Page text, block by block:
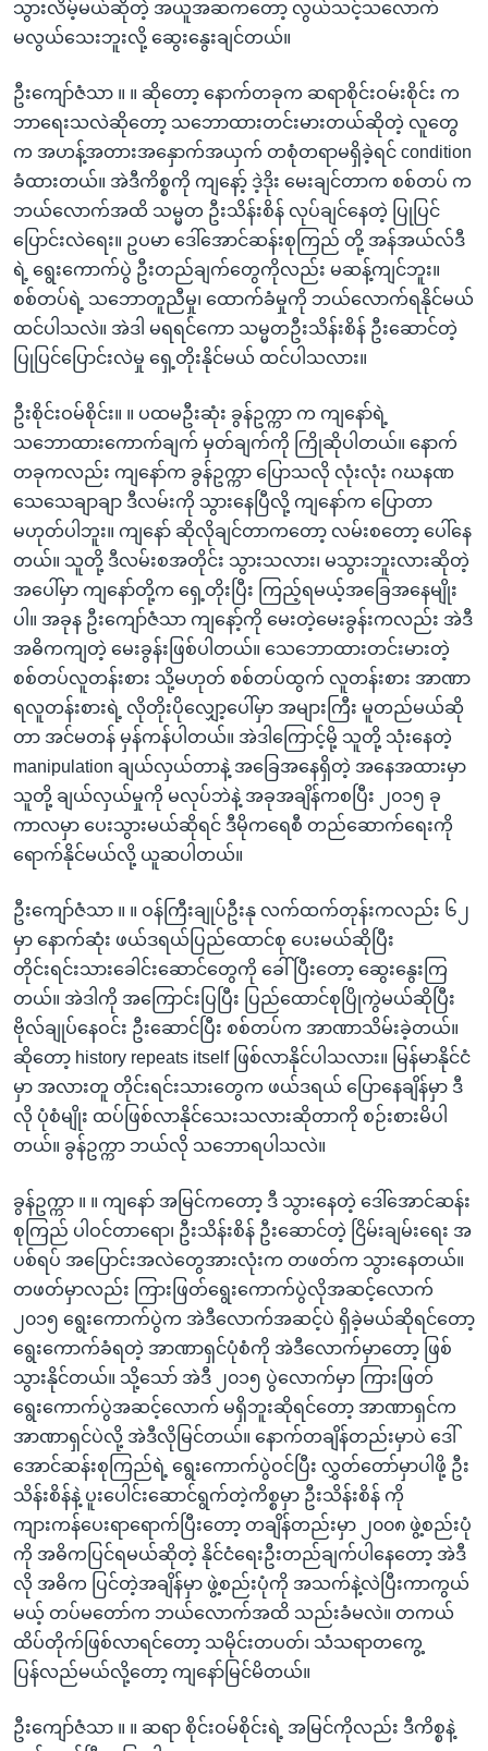
သွားလိမ့်မယ်ဆိုတဲ့ အယူအဆကတော့ လွယ်သင့်သလောက်
မလွယ်သေးဘူးလို့ ဆွေးနွေးချင်တယ်။
ဦးကျော်ဇံသာ ။ ။ ဆိုတော့ နောက်တခုက ဆရာစိုင်းဝမ်းစိုင်း က
ဘာရေးသလဲဆိုတော့ သဘောထားတင်းမားတယ်ဆိုတဲ့ လူတွေ
က အဟန့်အတားအနှောက်အယှက် တစုံတရာမရှိခဲ့ရင် condition
ခံထားတယ်။ အဲဒီကိစ္စကို ကျနော့် ဒဲ့ဒိုး မေးချင်တာက စစ်တပ် က
ဘယ်လောက်အထိ သမ္မတ ဦးသိန်းစိန် လုပ်ချင်နေတဲ့ ပြုပြင်
ပြောင်းလဲရေး။ ဥပမာ ဒေါ်အောင်ဆန်းစုကြည် တို့ အန်အယ်လ်ဒီ
ရဲ့ ရွေးကောက်ပွဲ ဦးတည်ချက်တွေကိုလည်း မဆန့်ကျင်ဘူး။
စစ်တပ်ရဲ့ သဘောတူညီမှု၊ ထောက်ခံမှုကို ဘယ်လောက်ရနိုင်မယ်
ထင်ပါသလဲ။ အဲဒါ မရရင်ကော သမ္မတဦးသိန်းစိန် ဦးဆောင်တဲ့
ပြုပြင်ပြောင်းလဲမှု ရှေ့တိုးနိုင်မယ် ထင်ပါသလား။
ဦးစိုင်းဝမ်စိုင်း။ ။ ပထမဦးဆုံး ခွန်ဥက္ကာ က ကျနော်ရဲ့
သဘောထားကောက်ချက် မှတ်ချက်ကို ကြိုဆိုပါတယ်။ နောက်
တခုကလည်း ကျနော်က ခွန်ဥက္ကာ ပြောသလို လုံးလုံး ဂဃနဏ
သေသေချာချာ ဒီလမ်းကို သွားနေပြီလို့ ကျနော်က ပြောတာ
မဟုတ်ပါဘူး။ ကျနော် ဆိုလိုချင်တာကတော့ လမ်းစတော့ ပေါ်နေ
တယ်။ သူတို့ ဒီလမ်းစအတိုင်း သွားသလား၊ မသွားဘူးလားဆိုတဲ့
အပေါ်မှာ ကျနော်တို့က ရှေ့တိုးပြီး ကြည့်ရမယ့်အခြေအနေမျိုး
ပါ။ အခုန ဦးကျော်ဇံသာ ကျနော့်ကို မေးတဲ့မေးခွန်းကလည်း အဲဒီ
အဓိကကျတဲ့ မေးခွန်းဖြစ်ပါတယ်။ သေဘောထားတင်းမားတဲ့
စစ်တပ်လူတန်းစား သို့မဟုတ် စစ်တပ်ထွက် လူတန်းစား အာဏာ
ရလူတန်းစားရဲ့ လိုတိုးပိုလျှော့ပေါ်မှာ အများကြီး မူတည်မယ်ဆို
တာ အင်မတန် မှန်ကန်ပါတယ်။ အဲဒါကြောင့်မို့ သူတို့ သုံးနေတဲ့
manipulation ချယ်လှယ်တာနဲ့ အခြေအနေရှိတဲ့ အနေအထားမှာ
သူတို့ ချယ်လှယ်မှုကို မလုပ်ဘဲနဲ့ အခုအချိန်ကစပြီး ၂၀၁၅ ခု
ကာလမှာ ပေးသွားမယ်ဆိုရင် ဒီမိုကရေစီ တည်ဆောက်ရေးကို
ရောက်နိုင်မယ်လို့ ယူဆပါတယ်။
ဦးကျော်ဇံသာ ။ ။ ဝန်ကြီးချုပ်ဦးနု လက်ထက်တုန်းကလည်း ၆၂
မှာ နောက်ဆုံး ဖယ်ဒရယ်ပြည်ထောင်စု ပေးမယ်ဆိုပြီး
တိုင်းရင်းသားခေါင်းဆောင်တွေကို ခေါ်ပြီးတော့ ဆွေးနွေးကြ
တယ်။ အဲဒါကို အကြောင်းပြပြီး ပြည်ထောင်စုပြိုကွဲမယ်ဆိုပြီး
ဗိုလ်ချုပ်နေဝင်း ဦးဆောင်ပြီး စစ်တပ်က အာဏာသိမ်းခဲ့တယ်။
ဆိုတော့ history repeats itself ဖြစ်လာနိုင်ပါသလား။ မြန်မာနိုင်ငံ
မှာ အလားတူ တိုင်းရင်းသားတွေက ဖယ်ဒရယ် ပြောနေချိန်မှာ ဒီ
လို ပုံစံမျိုး ထပ်ဖြစ်လာနိုင်သေးသလားဆိုတာကို စဉ်းစားမိပါ
တယ်။ ခွန်ဥက္ကာ ဘယ်လို သဘောရပါသလဲ။
ခွန်ဥက္ကာ ။ ။ ကျနော် အမြင်ကတော့ ဒီ သွားနေတဲ့ ဒေါ်အောင်ဆန်း
စုကြည် ပါဝင်တာရော၊ ဦးသိန်းစိန် ဦးဆောင်တဲ့ ငြိမ်းချမ်းရေး အ
ပစ်ရပ် အပြောင်းအလဲတွေအားလုံးက တဖတ်က သွားနေတယ်။
တဖတ်မှာလည်း ကြားဖြတ်ရွေးကောက်ပွဲလိုအဆင့်လောက်
၂၀၁၅ ရွေးကောက်ပွဲက အဲဒီလောက်အဆင့်ပဲ ရှိခဲ့မယ်ဆိုရင်တော့
ရွေးကောက်ခံရတဲ့ အာဏာရှင်ပုံစံကို အဲဒီလောက်မှာတော့ ဖြစ်
သွားနိုင်တယ်။ သို့သော် အဲဒီ ၂၀၁၅ ပွဲလောက်မှာ ကြားဖြတ်
ရွေးကောက်ပွဲအဆင့်လောက် မရှိဘူးဆိုရင်တော့ အာဏာရှင်က
အာဏာရှင်ပဲလို့ အဲဒီလိုမြင်တယ်။ နောက်တချိန်တည်းမှာပဲ ဒေါ်
အောင်ဆန်းစုကြည်ရဲ့ ရွေးကောက်ပွဲဝင်ပြီး လွှတ်တော်မှာပါဖို့ ဦး
သိန်းစိန်နဲ့ ပူးပေါင်းဆောင်ရွက်တဲ့ကိစ္စမှာ ဦးသိန်းစိန် ကို
ကျားကန်ပေးရာရောက်ပြီးတော့ တချိန်တည်းမှာ ၂၀၀၈ ဖွဲ့စည်းပုံ
ကို အဓိကပြင်ရမယ်ဆိုတဲ့ နိုင်ငံရေးဦးတည်ချက်ပါနေတော့ အဲဒီ
လို အဓိက ပြင်တဲ့အချိန်မှာ ဖွဲ့စည်းပုံကို အသက်နဲ့လဲပြီးကာကွယ်
မယ့် တပ်မတော်က ဘယ်လောက်အထိ သည်းခံမလဲ။ တကယ်
ထိပ်တိုက်ဖြစ်လာရင်တော့ သမိုင်းတပတ်၊ သံသရာတကွေ့
ပြန်လည်မယ်လို့တော့ ကျနော်မြင်မိတယ်။
ဦးကျော်ဇံသာ ။ ။ ဆရာ စိုင်းဝမ်စိုင်းရဲ့ အမြင်ကိုလည်း ဒီကိစ္စနဲ့